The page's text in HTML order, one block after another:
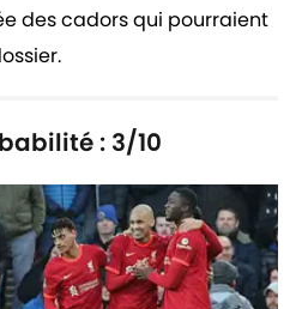
des cadors qui pourraient
: 3/10